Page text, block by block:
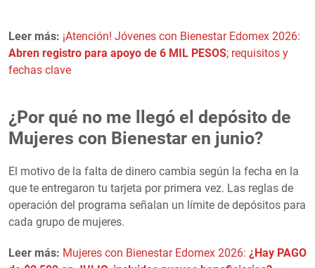
Leer más: ¡Atención! Jóvenes con Bienestar Edomex 2026:
Abren registro para apoyo de 6 MIL PESOS; requisitos y
fechas clave
¿Por qué no me llegó el depósito de
Mujeres con Bienestar en junio?
El motivo de la falta de dinero cambia según la fecha en la
que te entregaron tu tarjeta por primera vez. Las reglas de
operación del programa señalan un límite de depósitos para
cada grupo de mujeres.
Leer más: Mujeres con Bienestar Edomex 2026: ¿Hay PAGO